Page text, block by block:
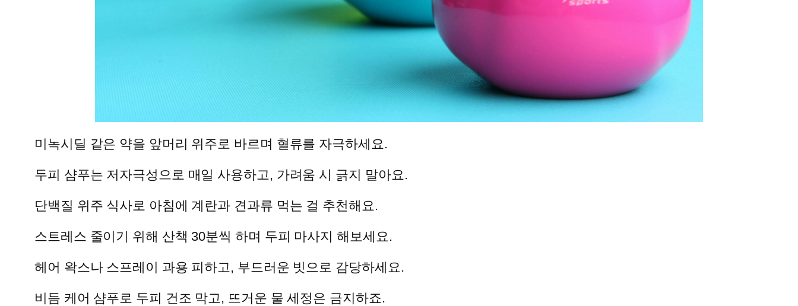
미녹시딜 같은 약을 앞머리 위주로 바르며 혈류를 자극하세요.
두피 샴푸는 저자극성으로 매일 사용하고, 가려움 시 긁지 말아요.
단백질 위주 식사로 아침에 계란과 견과류 먹는 걸 추천해요.
스트레스 줄이기 위해 산책 30분씩 하며 두피 마사지 해보세요.
헤어 왁스나 스프레이 과용 피하고, 부드러운 빗으로 감당하세요.
비듬 케어 샴푸로 두피 건조 막고, 뜨거운 물 세정은 금지하죠.